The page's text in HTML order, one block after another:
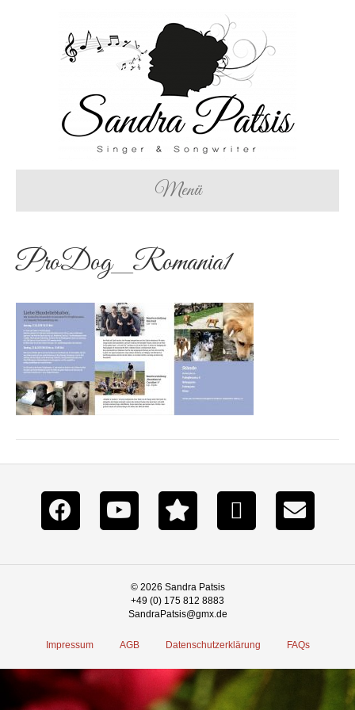
Menü
ProDog_Romania1
© 2026 Sandra Patsis
+49 (0) 175 812 8883
SandraPatsis@gmx.de
Impressum AGB Datenschutzerklärung FAQs